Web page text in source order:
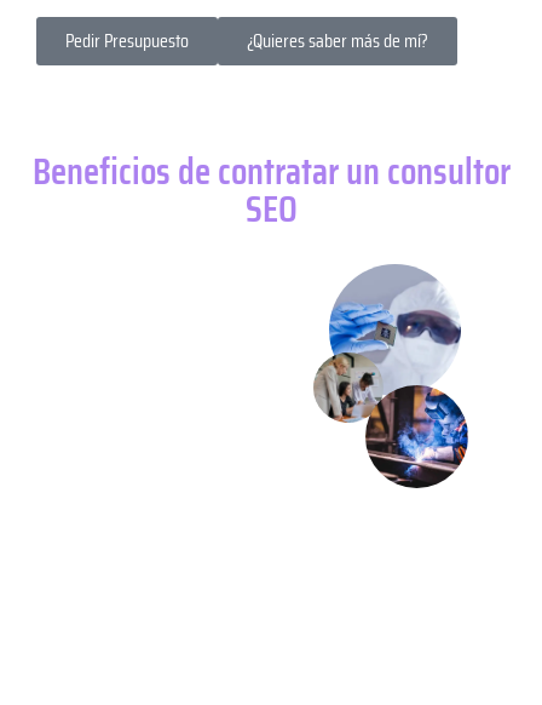
Pedir Presupuesto ¿Quieres saber más de mí?
Beneficios de contratar un consultor
SEO